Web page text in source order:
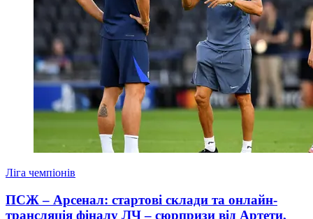
Ліга чемпіонів
ПСЖ – Арсенал: стартові склади та онлайн-
трансляція фіналу ЛЧ – сюрпризи від Артети,